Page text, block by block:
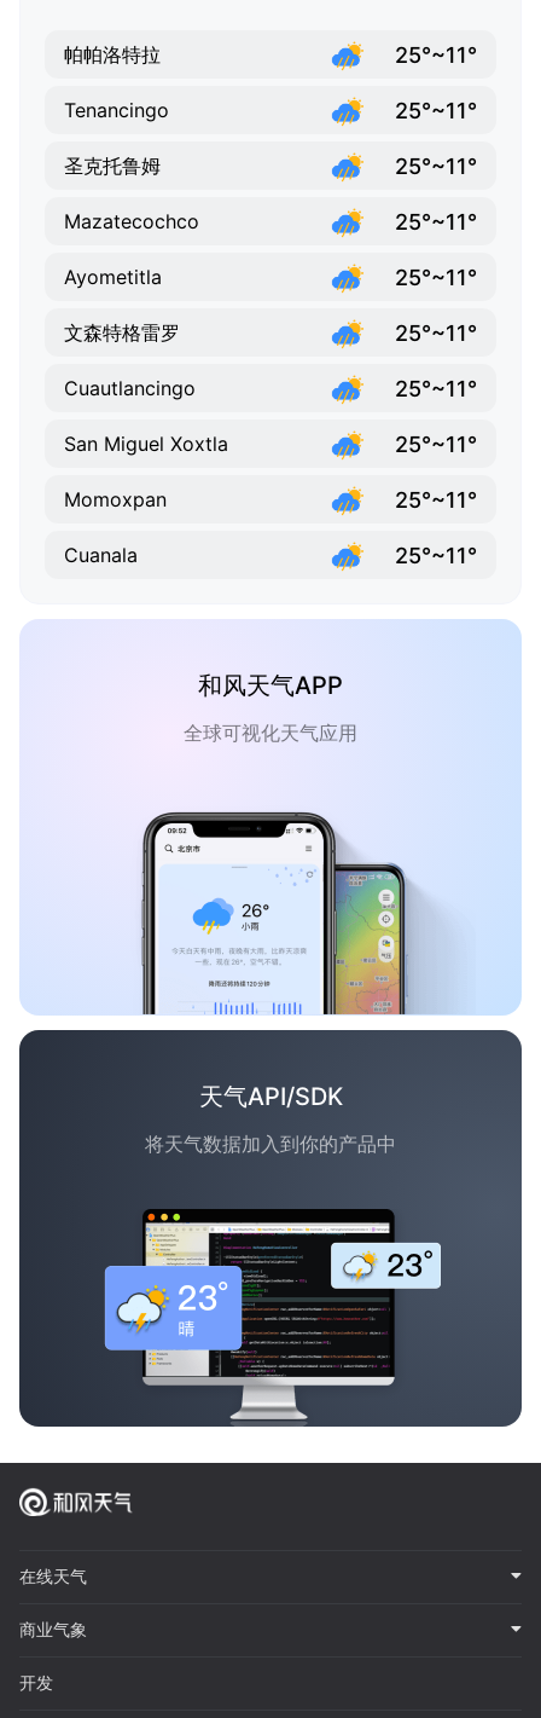
帕帕洛特拉 25°~11°
Tenancingo 25°~11°
圣克托鲁姆 25°~11°
Mazatecochco 25°~11°
Ayometitla 25°~11°
文森特格雷罗 25°~11°
Cuautlancingo 25°~11°
San Miguel Xoxtla 25°~11°
Momoxpan 25°~11°
Cuanala 25°~11°
和风天气APP
全球可视化天气应用
天气API/SDK
将天气数据加入到你的产品中
在线天气
商业气象
开发